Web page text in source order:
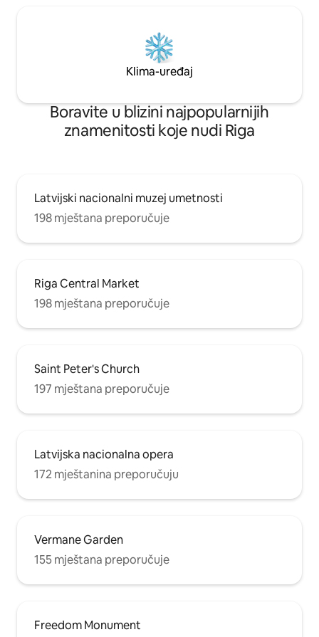
Klima-uređaj
Boravite u blizini najpopularnijih
znamenitosti koje nudi Riga
Latvijski nacionalni muzej umetnosti
198 mještana preporučuje
Riga Central Market
198 mještana preporučuje
Saint Peter's Church
197 mještana preporučuje
Latvijska nacionalna opera
172 mještanina preporučuju
Vermane Garden
155 mještana preporučuje
Freedom Monument